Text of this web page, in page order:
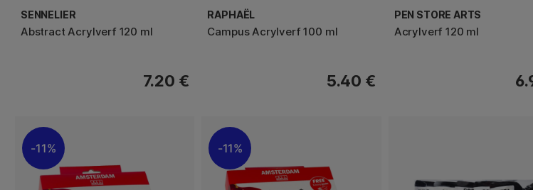
SENNELIER
Abstract Acrylverf 120 ml
7.20 €
RAPHAËL
Campus Acrylverf 100 ml
5.40 €
PEN STORE ARTS
Acrylverf 120 ml
11% 11%